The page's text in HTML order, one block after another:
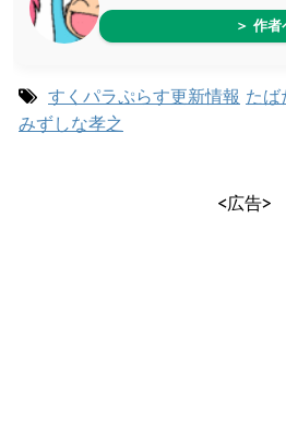
＞ 作
すくパラぷらす更新情報 たば
みずしな孝之
<広告>